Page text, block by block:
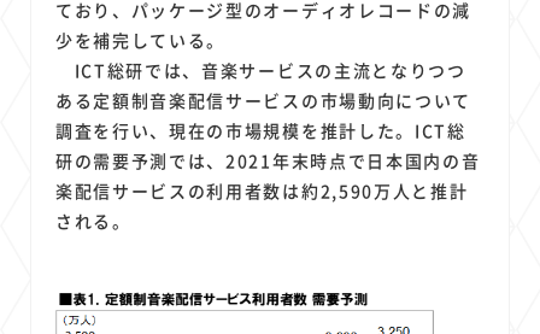
ており、パッケージ型のオーディオレコードの減
少を補完している。
ICT総研では、音楽サービスの主流となりつつ
ある定額制音楽配信サービスの市場動向について
調査を行い、現在の市場規模を推計した。ICT総
研の需要予測では、2021年末時点で日本国内の音
楽配信サービスの利用者数は約2,590万人と推計
される。